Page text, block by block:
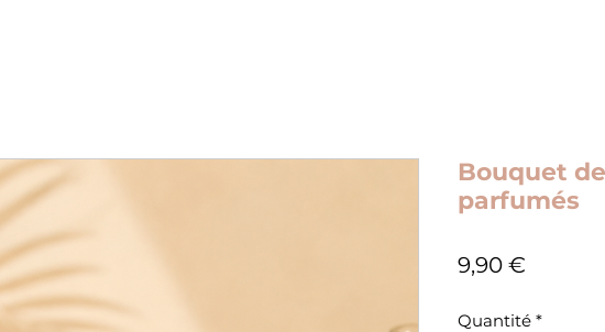
Bouquet
parfumés
9,90 €
Quantité *